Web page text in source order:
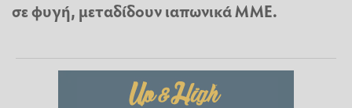
σε φυγή, μεταδίδουν ιαπωνικά ΜΜΕ.